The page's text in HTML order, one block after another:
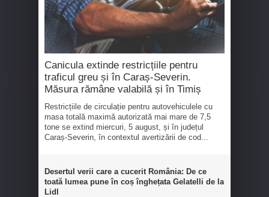
Canicula extinde restricțiile pentru
traficul greu și în Caraș-Severin.
Măsura rămâne valabilă și în Timiș
Restricțiile de circulație pentru autovehiculele cu
masa totală maximă autorizată mai mare de 7,5
tone se extind miercuri, 5 august, și în județul
Caraș-Severin, în contextul avertizării de cod...
Desertul verii care a cucerit România: De ce
toată lumea pune în coș înghețata Gelatelli de la
Lidl